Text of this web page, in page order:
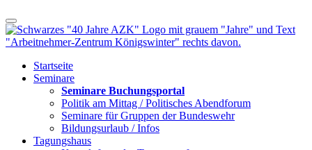
Startseite
Seminare
Seminare Buchungsportal
Politik am Mittag / Politisches Abendforum
Seminare für Gruppen der Bundeswehr
Bildungsurlaub / Infos
Tagungshaus